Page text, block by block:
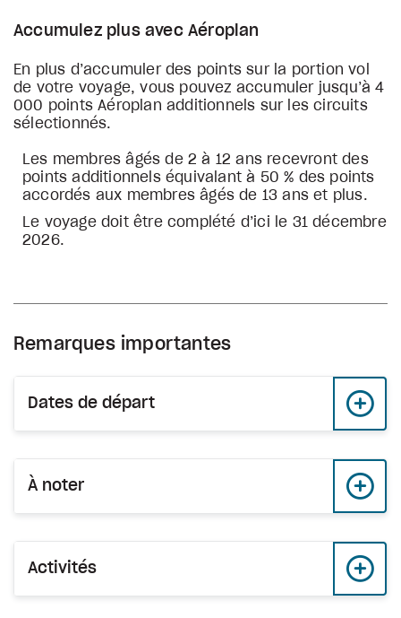
Accumulez plus avec Aéroplan
En plus d’accumuler des points sur la portion vol
de votre voyage, vous pouvez accumuler jusqu’à 4
000 points Aéroplan additionnels sur les circuits
sélectionnés.
Les membres âgés de 2 à 12 ans recevront des
points additionnels équivalant à 50 % des points
accordés aux membres âgés de 13 ans et plus.
Le voyage doit être complété d’ici le 31 décembre
2026.
Remarques importantes
Dates de départ
À noter
Activités